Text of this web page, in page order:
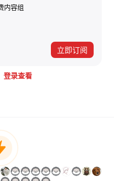
内容组
立即订阅
登录查看